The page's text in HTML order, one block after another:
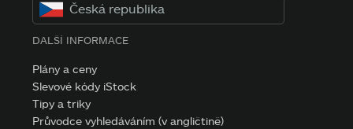
Česká republika
DALŠÍ INFORMACE
Plány a ceny
Slevové kódy iStock
Tipy a triky
Průvodce vyhledáváním (v angličtině)